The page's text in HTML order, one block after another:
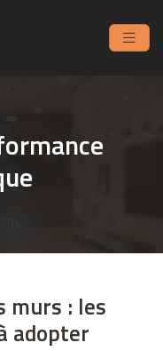
murs : les
adopter